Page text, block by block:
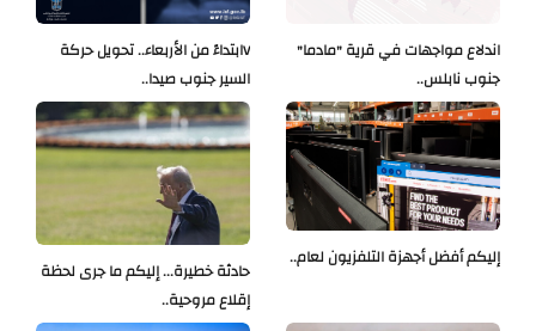
Vابتداءً من الأربعاء.. تحويل حركة
السير جنوب صيدا..
اندلاع مواجهات في قرية "مادما"
جنوب نابلس..
حادثة خطيرة... إليكم ما جرى لحظة
إقلاع مروحية..
إليكم أفضل أجهزة التلفزيون لعام..